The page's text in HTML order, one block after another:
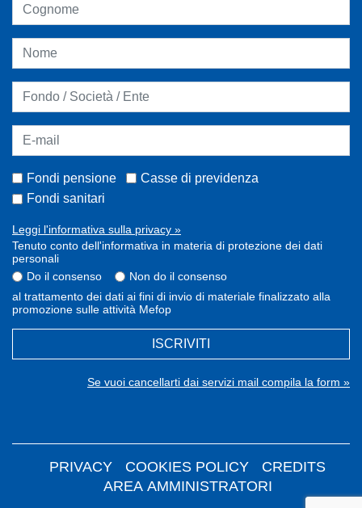
Fondi pensione
Casse di previdenza
Fondi sanitari
Leggi l'informativa sulla privacy »
Tenuto conto dell'informativa in materia di protezione dei dati
personali
Do il consenso
Non do il consenso
al trattamento dei dati ai fini di invio di materiale finalizzato alla
promozione sulle attività Mefop
ISCRIVITI
Se vuoi cancellarti dai servizi mail compila la form »
PRIVACY COOKIES POLICY
CREDITS
AREA AMMINISTRATORI